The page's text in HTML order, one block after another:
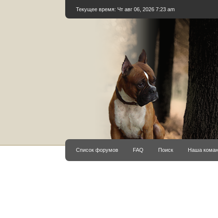
Текущее время: Чт авг 06, 2026 7:23 am
Список форумов FAQ Поиск Наша